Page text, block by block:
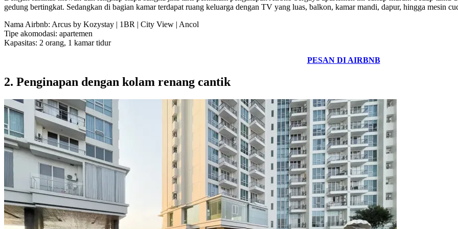
gedung bertingkat. Sedangkan di bagian kamar terdapat ruang keluarga dengan TV yang luas, balkon, kamar mandi, dapur, hingga mesin
Nama Airbnb: Arcus by Kozystay | 1BR | City View | Ancol
Tipe akomodasi: apartemen
Kapasitas: 2 orang, 1 kamar tidur
PESAN DI AIRBNB
2. Penginapan dengan kolam renang cantik